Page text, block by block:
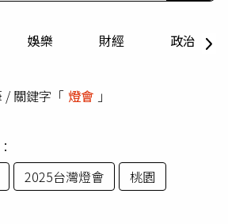
娛樂 財經 政治
/ 關鍵字「 燈會 」
2025台灣燈會
桃園